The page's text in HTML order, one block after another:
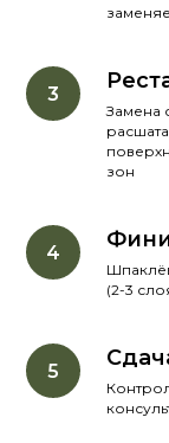
Замена
зон
(2-3